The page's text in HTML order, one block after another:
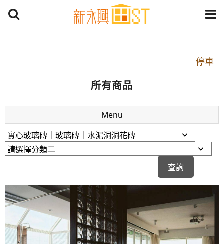
停車
捷運： 中和線【頂溪站 2 號出口】往中山路1段139
原Line已滿 無法加Line好友 請親愛的客戶加入
LINE官方帳號@a0975005573
開車：中山路1段 到永平路路口(樂華夜市口)門口可
停車
捷運： 中和線【頂溪站 2 號出口】往中山路1段139
號約10分鐘
原Line已滿 無法加Line好友 請親愛的客戶加入
LINE官方帳號@a0975005573
所有商品
Menu